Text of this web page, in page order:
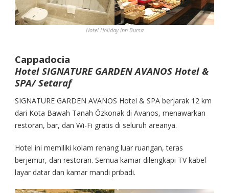
Hotel Holiday Inn Bursa
Cappadocia
Hotel SIGNATURE GARDEN AVANOS Hotel &
SPA/ Setaraf
SIGNATURE GARDEN AVANOS Hotel & SPA berjarak 12 km
dari Kota Bawah Tanah Özkonak di Avanos, menawarkan
restoran, bar, dan Wi-Fi gratis di seluruh areanya.
Hotel ini memiliki kolam renang luar ruangan, teras
berjemur, dan restoran. Semua kamar dilengkapi TV kabel
layar datar dan kamar mandi pribadi.